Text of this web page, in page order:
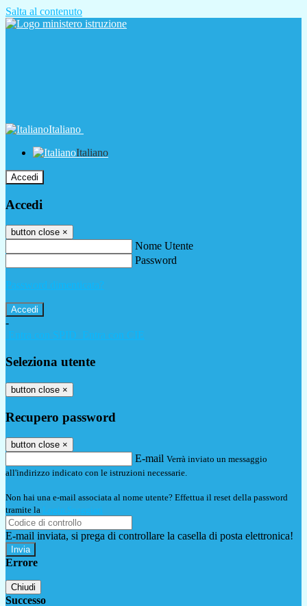
Salta al contenuto
Italiano
Italiano
Accedi
Accedi
button close ×
Nome Utente
Password
Password dimenticata?
-
Entra con SPID
Entra con CIE
Seleziona utente
button close ×
Recupero password
button close ×
E-mail Verrà inviato un messaggio
all'indirizzo indicato con le istruzioni necessarie.
Non hai una e-mail associata al nome utente? Effettua il reset della password
tramite la Login Spaggiari
E-mail inviata, si prega di controllare la casella di posta elettronica!
Errore
Chiudi
Successo